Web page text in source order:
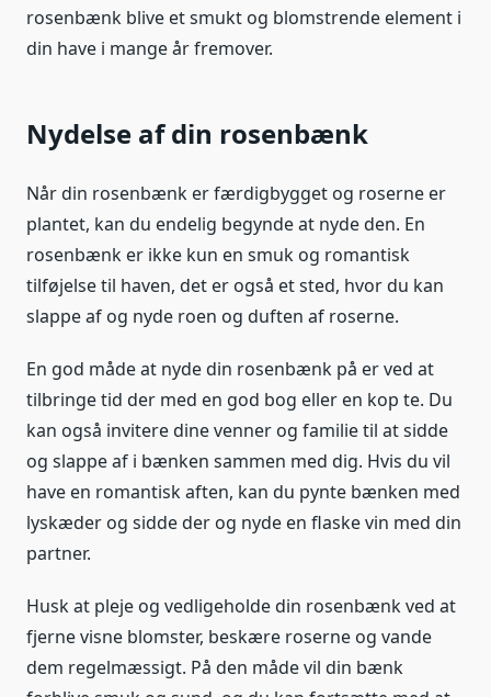
rosenbænk blive et smukt og blomstrende element i
din have i mange år fremover.
Nydelse af din rosenbænk
Når din rosenbænk er færdigbygget og roserne er
plantet, kan du endelig begynde at nyde den. En
rosenbænk er ikke kun en smuk og romantisk
tilføjelse til haven, det er også et sted, hvor du kan
slappe af og nyde roen og duften af roserne.
En god måde at nyde din rosenbænk på er ved at
tilbringe tid der med en god bog eller en kop te. Du
kan også invitere dine venner og familie til at sidde
og slappe af i bænken sammen med dig. Hvis du vil
have en romantisk aften, kan du pynte bænken med
lyskæder og sidde der og nyde en flaske vin med din
partner.
Husk at pleje og vedligeholde din rosenbænk ved at
fjerne visne blomster, beskære roserne og vande
dem regelmæssigt. På den måde vil din bænk